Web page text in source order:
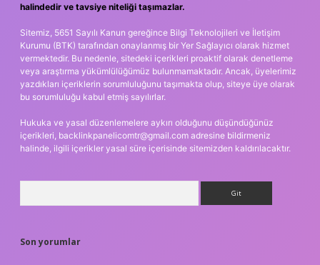
halindedir ve tavsiye niteliği taşımazlar.
Sitemiz, 5651 Sayılı Kanun gereğince Bilgi Teknolojileri ve İletişim
Kurumu (BTK) tarafından onaylanmış bir Yer Sağlayıcı olarak hizmet
vermektedir. Bu nedenle, sitedeki içerikleri proaktif olarak denetleme
veya araştırma yükümlülüğümüz bulunmamaktadır. Ancak, üyelerimiz
yazdıkları içeriklerin sorumluluğunu taşımakta olup, siteye üye olarak
bu sorumluluğu kabul etmiş sayılırlar.
Hukuka ve yasal düzenlemelere aykırı olduğunu düşündüğünüz
içerikleri, backlinkpanelicomtr@gmail.com adresine bildirmeniz
halinde, ilgili içerikler yasal süre içerisinde sitemizden kaldırılacaktır.
Son yorumlar